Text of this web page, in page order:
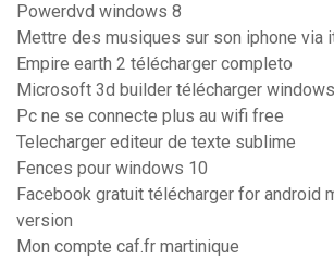
Powerdvd windows 8
Mettre des musiques sur son iphone via
Empire earth 2 télécharger completo
Microsoft 3d builder télécharger
Pc ne se connecte plus au wifi free
Telecharger editeur de texte sublime
Fences pour windows 10
Facebook gratuit télécharger for android
version
Mon compte caf.fr martinique